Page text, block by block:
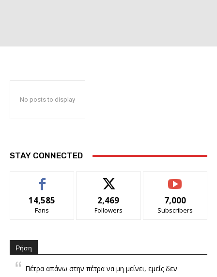
No posts to display
STAY CONNECTED
14,585
Fans
2,469
Followers
7,000
Subscribers
Ρήση
Πέτρα απάνω στην πέτρα να μη μείνει, εμείς δεν